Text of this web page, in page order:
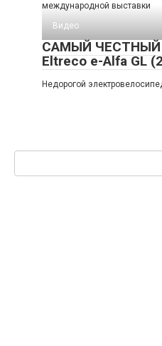
международной выставки
Видео
САМЫЙ ЧЕСТНЫЙ
Eltreco e-Alfa GL
Недорогой